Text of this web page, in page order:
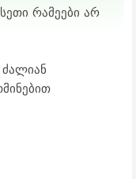
რამეები არ